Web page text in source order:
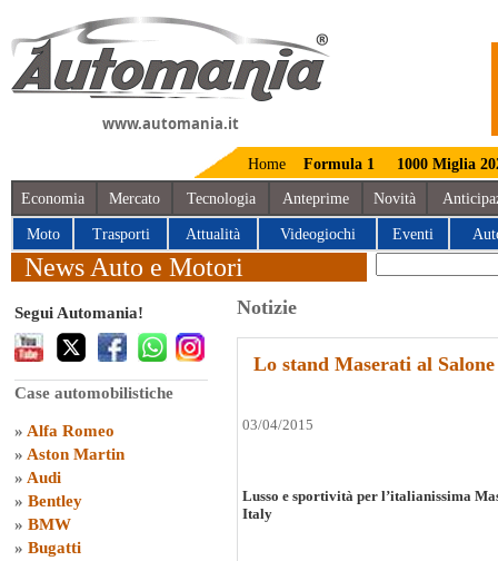
www.automania.it
Home Formula 1 1000 Miglia
Economia Mercato Tecnologia Anteprime Novità
Moto Trasporti Attualità Videogiochi Eventi
News Auto e Motori
Segui Automania!
Case automobilistiche
» Alfa Romeo
» Aston Martin
» Audi
» Bentley
» BMW
» Bugatti
Notizie
Lo stand Maserati al
03/04/2015
Lusso e sportività per l’italianissima
Italy